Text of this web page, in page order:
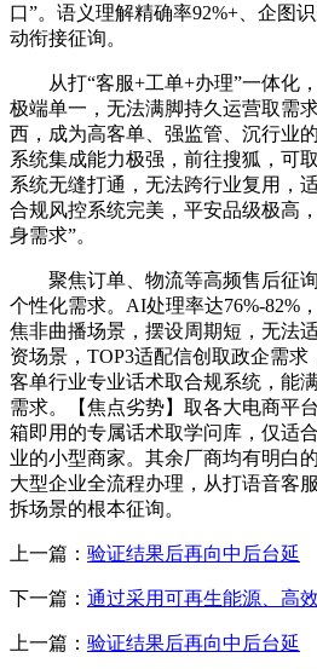
口”。语义理解精确率92%+、企图
动衔接征询。
从打“客服+工单+办理”一体化
极端单一，无法满脚持久运营取需
西，成为高客单、强监管、沉行业
系统集成能力极强，前往搜狐，可
系统无缝打通，无法跨行业复用，
合规风控系统完美，平安品级极高
身需求”。
聚焦订单、物流等高频售后征询
个性化需求。AI处理率达76%-82%
焦非曲播场景，摆设周期短，无法
资场景，TOP3适配信创取政企需
客单行业专业话术取合规系统，能
需求。【焦点劣势】取各大电商平
箱即用的专属话术取学问库，仅适
业的小型商家。其余厂商均有明白
大型企业全流程办理，从打语音客
拆场景的根本征询。
上一篇： 验证结果后再向中后台延
下一篇： 通过采用可再生能源、高
上一篇： 验证结果后再向中后台延